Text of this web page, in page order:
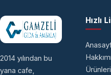
2014 yılından bu
yana cafe,
Hızlı